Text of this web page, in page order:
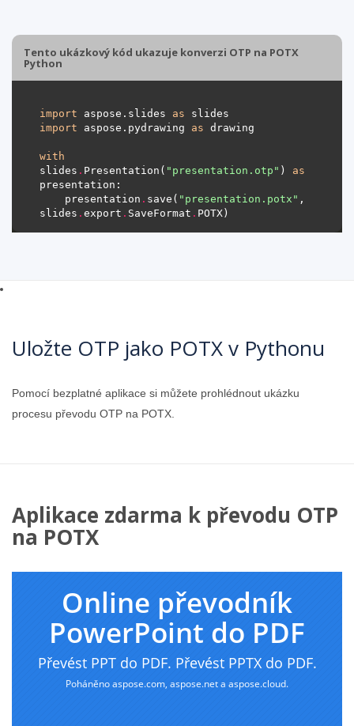
Tento ukázkový kód ukazuje konverzi OTP na POTX
Python
import aspose.slides as
import aspose.pydrawing as
with
slides . Presentation( "presentation.otp" ) as
    presentation
. save( "presentation.potx" ,
slides . export . SaveFormat .
Uložte OTP jako POTX v Pythonu
Pomocí bezplatné aplikace si můžete prohlédnout ukázku
procesu převodu OTP na POTX.
Aplikace zdarma k převodu OTP
na POTX